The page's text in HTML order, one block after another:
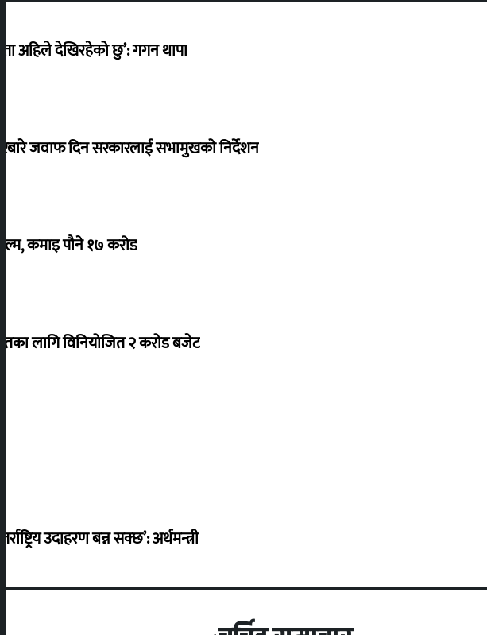
अहिले देखिरहेको छु’: गगन थापा
जवाफ दिन सरकारलाई सभामुखको निर्देशन
कमाइ पौने १७ करोड
लागि विनियोजित २ करोड बजेट
उदाहरण बन्न सक्छ’: अर्थमन्त्री